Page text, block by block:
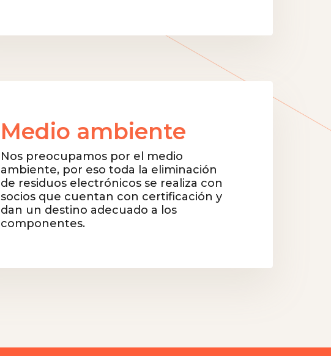
Medio ambiente
Nos preocupamos por el medio
ambiente, por eso toda la eliminación
de residuos electrónicos se realiza con
socios que cuentan con certificación y
dan un destino adecuado a los
componentes.